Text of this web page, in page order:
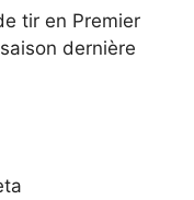
tir en Premier
dernière